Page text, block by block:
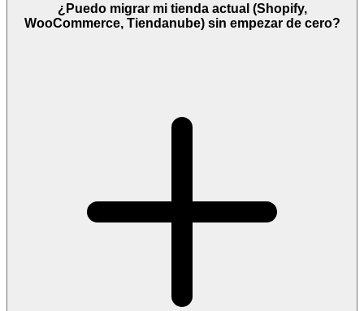
¿Puedo migrar mi tienda actual (Shopify,
WooCommerce, Tiendanube) sin empezar de cero?